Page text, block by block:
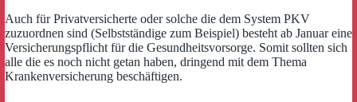
Auch für Privatversicherte oder solche die dem System PKV
zuzuordnen sind (Selbstständige zum Beispiel) besteht ab Januar eine
Versicherungspflicht für die Gesundheitsvorsorge. Somit sollten sich
alle die es noch nicht getan haben, dringend mit dem Thema
Krankenversicherung beschäftigen.